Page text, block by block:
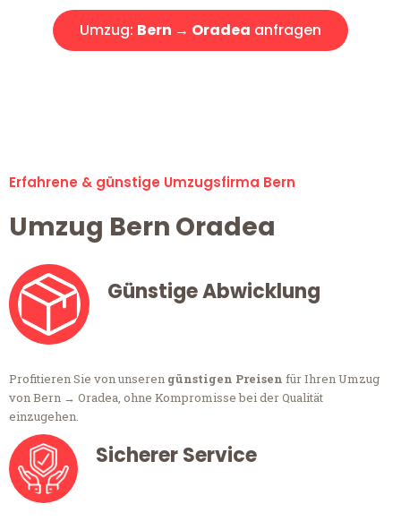
Umzug: Bern → Oradea anfragen
Erfahrene & günstige Umzugsfirma Bern
Umzug Bern Oradea
Günstige Abwicklung
Profitieren Sie von unseren günstigen Preisen für Ihren Umzug
von Bern → Oradea, ohne Kompromisse bei der Qualität
einzugehen.
Sicherer Service